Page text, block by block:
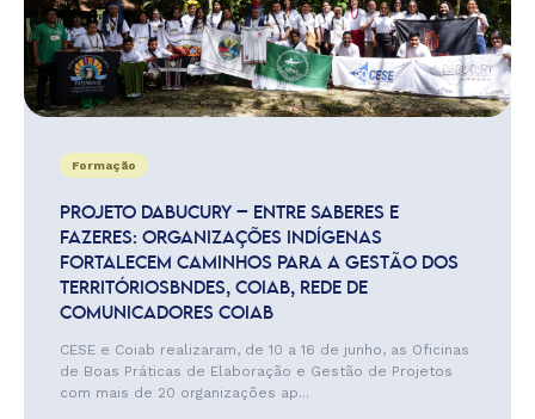
Formação
PROJETO DABUCURY – ENTRE SABERES E
FAZERES: ORGANIZAÇÕES INDÍGENAS
FORTALECEM CAMINHOS PARA A GESTÃO DOS
TERRITÓRIOSBNDES, COIAB, REDE DE
COMUNICADORES COIAB
CESE e Coiab realizaram, de 10 a 16 de junho, as Oficinas
de Boas Práticas de Elaboração e Gestão de Projetos
com mais de 20 organizações ap...